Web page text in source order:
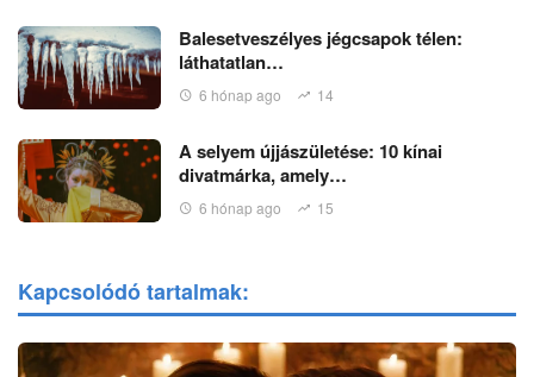
Balesetveszélyes jégcsapok télen:
láthatatlan…
6 hónap ago 14
A selyem újjászületése: 10 kínai
divatmárka, amely…
6 hónap ago 15
Kapcsolódó tartalmak: